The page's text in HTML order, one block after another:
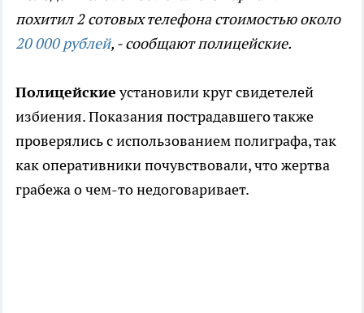
похитил 2 сотовых телефона стоимостью около
20 000 рублей, - сообщают полицейские.
Полицейскиеустановили круг свидетелей
избиения. Показания пострадавшего также
проверялись с использованием полиграфа, так
как оперативники почувствовали, что жертва
грабежа о чем-то недоговаривает.